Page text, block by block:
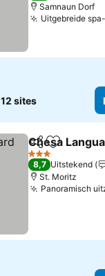
Samnaun Dorf
Uitgebreide
12 sites
Delen
Chesa
3 Sterren
8,7 Uitstekend
St. Moritz
Panoramisch